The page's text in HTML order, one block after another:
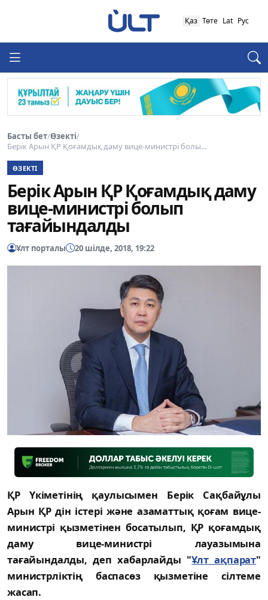
Қаз Төте Lat Рус
Басты бет/Өзекті/
Берік Арын ҚР Қоғамдық даму вице-министрі болы...
ӨЗЕКТІ
Берік Арын ҚР Қоғамдық даму
вице-министрі болып
тағайындалды
Ұлт порталы 20 шілде, 2018, 19:22
ҚР Үкіметінің қаулысымен Берік Сақбайұлы
Арын ҚР дін істері және азаматтық қоғам вице-
министрі қызметінен босатылып, ҚР қоғамдық
даму вице-министрі лауазымына
тағайындалды, деп хабарлайды "Ұлт ақпарат"
министрліктің баспасөз қызметіне сілтеме
жасап.